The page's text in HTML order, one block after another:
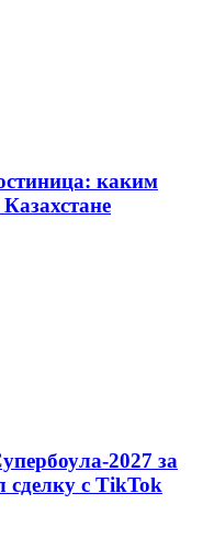
каким
2027 за
сделку с TikTok